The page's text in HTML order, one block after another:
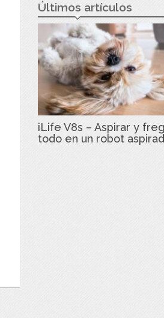
Últimos artículos
iLife V8s – Aspirar y
todo en un robot